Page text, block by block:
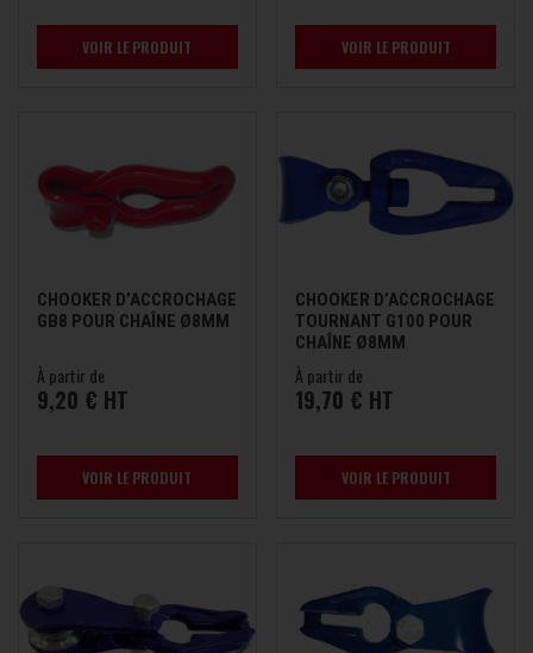
VOIR LE PRODUIT VOIR LE PRODUIT
CHOOKER D’ACCROCHAGE
GB8 POUR CHAÎNE Ø8MM
À partir de
9,20 € HT
VOIR LE PRODUIT
CHOOKER D’ACCROCHAGE
TOURNANT G100 POUR
CHAÎNE Ø8MM
À partir de
19,70 € HT
VOIR LE PRODUIT